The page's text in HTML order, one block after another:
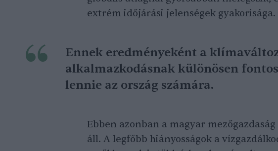
extrém időjárási jelenségek gyakorisága.
Ennek eredményeként a
alkalmazkodásnak különösen
lennie az ország számára.
Ebben azonban a magyar
áll. A legfőbb hiányosságok a